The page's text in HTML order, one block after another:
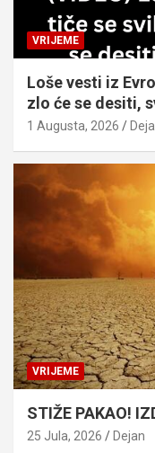
VRIJEME
Loše vesti iz
zlo će se desiti,
1 Augusta, 2026
VRIJEME
STIŽE PAKAO!
25 Jula, 2026 Dejan